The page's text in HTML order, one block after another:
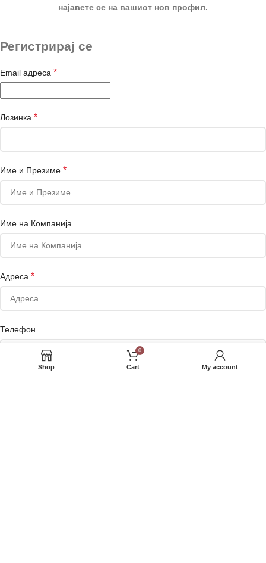
најавете се на вашиот нов профил.
Регистрирај се
Email адреса *
Лозинка *
Име и Презиме *
Име на Компанија
Адреса *
Телефон
Shop
0
Cart My account